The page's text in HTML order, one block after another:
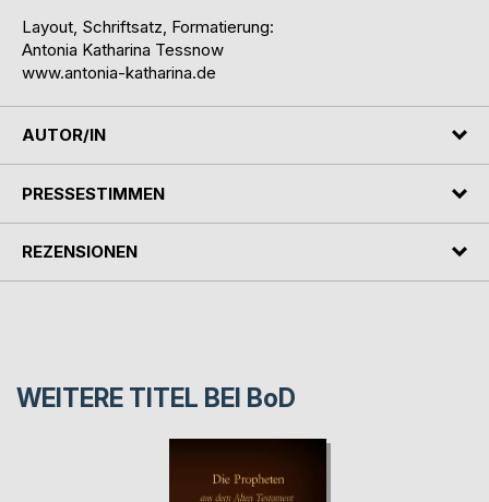
Layout, Schriftsatz, Formatierung:
Antonia Katharina Tessnow
www.antonia-katharina.de
AUTOR/IN
PRESSESTIMMEN
REZENSIONEN
WEITERE TITEL BEI BoD